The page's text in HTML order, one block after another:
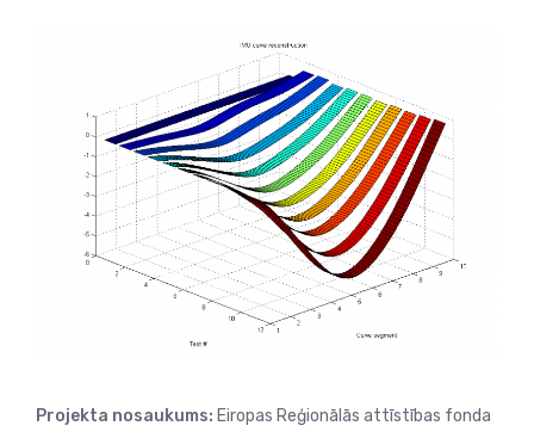
Projekta nosaukums: Eiropas Reģionālās attīstības fonda